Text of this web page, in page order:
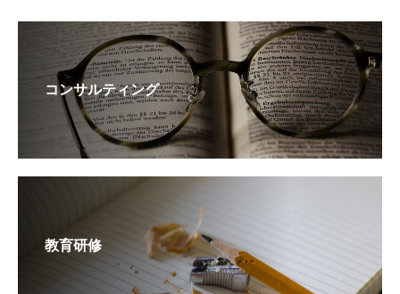
コンサルティング
教育研修